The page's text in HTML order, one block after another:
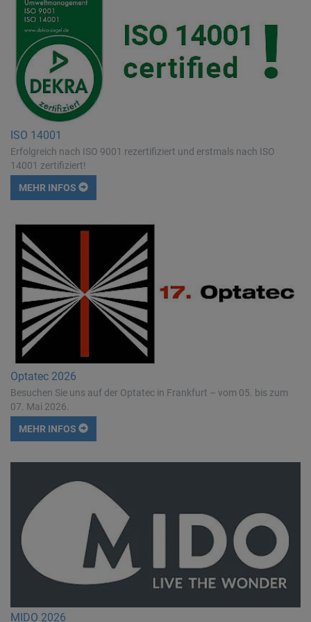
ISO 14001
Erfolgreich nach ISO 9001 rezertifiziert und erstmals nach ISO
14001 zertifiziert!
MEHR INFOS
Optatec 2026
Besuchen Sie uns auf der Optatec in Frankfurt – vom 05. bis zum
07. Mai 2026.
MEHR INFOS
MIDO 2026